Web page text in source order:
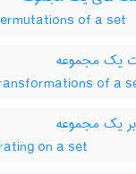
of a set
یک مجموعه
of a
یک مجموعه
on a set